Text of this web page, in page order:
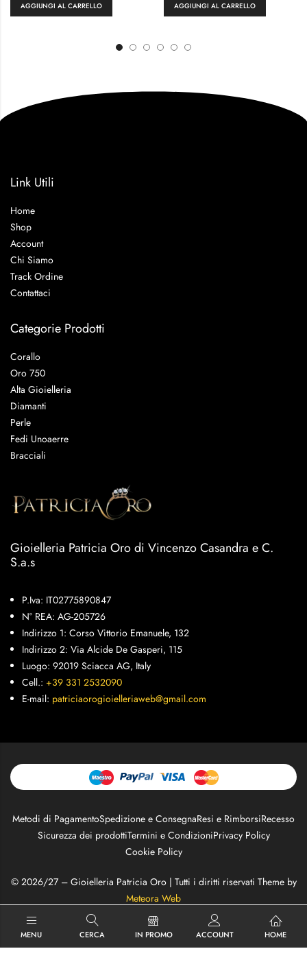
AGGIUNGI AL CARRELLO AGGIUNGI AL CARRELLO
Gioielleria Patricia Oro di Vincenzo Casandra e C.
S.a.s
P.Iva: IT02775890847
N° REA: AG-205726
Indirizzo 1: Corso Vittorio Emanuele, 132
Indirizzo 2: Via Alcide De Gasperi, 115
Luogo: 92019 Sciacca AG, Italy
Cell.: +39 331 2532090
E-mail: patriciaorogioielleriaweb@gmail.com
Categorie Prodotti
Corallo
Oro 750
Alta Gioielleria
Diamanti
Perle
Fedi Unoaerre
Bracciali
Link Utili
Home
Shop
Account
Chi Siamo
Track Ordine
Contattaci
Metodi di PagamentoSpedizione e ConsegnaResi e RimborsiRecesso
Sicurezza dei prodottiTermini e CondizioniPrivacy Policy
Cookie Policy
© 2026/27 – Gioielleria Patricia Oro | Tutti i diritti riservati Theme by
Meteora Web
MENU CERCA IN PROMO ACCOUNT HOME